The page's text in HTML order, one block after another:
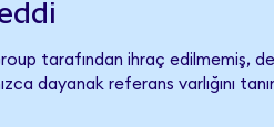
tarafından ihraç edilmemiş,
dayanak referans varlığını